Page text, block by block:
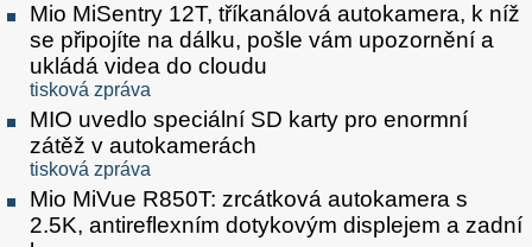
Mio MiSentry 12T, tříkanálová autokamera, k níž
se připojíte na dálku, pošle vám upozornění a
ukládá videa do cloudu
tisková zpráva
MIO uvedlo speciální SD karty pro enormní
zátěž v autokamerách
tisková zpráva
Mio MiVue R850T: zrcátková autokamera s
2.5K, antireflexním dotykovým displejem a zadní